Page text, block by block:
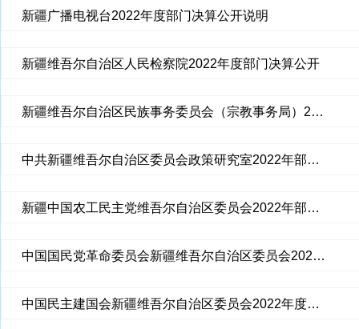
新疆广播电视台2022年度部门决算公开说明
新疆维吾尔自治区人民检察院2022年度部门决算公开
新疆维吾尔自治区民族事务委员会（宗教事务局）2022年部门决算公开
中共新疆维吾尔自治区委员会政策研究室2022年部门决算公开
新疆中国农工民主党维吾尔自治区委员会2022年部门决算公开
中国国民党革命委员会新疆维吾尔自治区委员会2022年度部门决算公开
中国民主建国会新疆维吾尔自治区委员会2022年度部门决算公开